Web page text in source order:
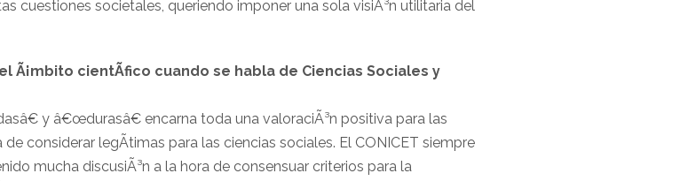
cuestiones societales, queriendo imponer una sola visiÃ³n utilitaria del
Ã¡mbito cientÃ­fico cuando se habla de Ciencias Sociales y
y â€œdurasâ€ encarna toda una valoraciÃ³n positiva para las
considerar legÃ­timas para las ciencias sociales. El CONICET siempre
mucha discusiÃ³n a la hora de consensuar criterios para la